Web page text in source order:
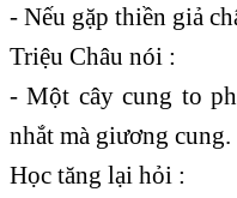
- Nếu gặp thiền giả
Triệu Châu nói :
- Một cây cung to
nhắt mà giương cung.
Học tăng lại hỏi :